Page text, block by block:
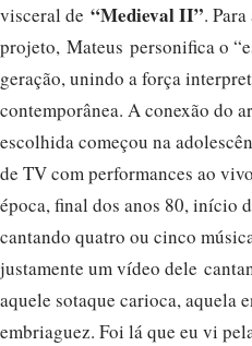
visceral de “Medieval II”.
projeto, Mateus personifica o
geração, unindo a força
contemporânea. A conexão do
escolhida começou na
de TV com performances ao
época, final dos anos 80, início
cantando quatro ou cinco
justamente um vídeo dele
aquele sotaque carioca, aquela
embriaguez. Foi lá que eu vi